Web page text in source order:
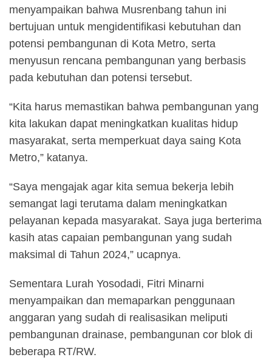
menyampaikan bahwa Musrenbang tahun ini
bertujuan untuk mengidentifikasi kebutuhan dan
potensi pembangunan di Kota Metro, serta
menyusun rencana pembangunan yang berbasis
pada kebutuhan dan potensi tersebut.
“Kita harus memastikan bahwa pembangunan yang
kita lakukan dapat meningkatkan kualitas hidup
masyarakat, serta memperkuat daya saing Kota
Metro,” katanya.
“Saya mengajak agar kita semua bekerja lebih
semangat lagi terutama dalam meningkatkan
pelayanan kepada masyarakat. Saya juga berterima
kasih atas capaian pembangunan yang sudah
maksimal di Tahun 2024,” ucapnya.
Sementara Lurah Yosodadi, Fitri Minarni
menyampaikan dan memaparkan penggunaan
anggaran yang sudah di realisasikan meliputi
pembangunan drainase, pembangunan cor blok di
beberapa RT/RW.